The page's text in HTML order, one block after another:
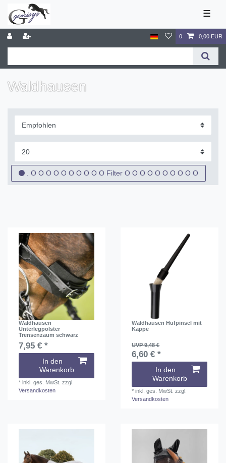
☰
0 0,00 EUR
Waldhausen
. O O O O O O O O O O Filter O O O O O O O O O O
Waldhausen
Unterlegpolster
Trensenzaum schwarz
7,95 € *
In den
Warenkorb
*inkl. ges. MwSt. zzgl.
Versandkosten
Waldhausen Hufpinsel mit
Kappe
UVP 9,48 €
6,60 € *
In den
Warenkorb
*inkl. ges. MwSt. zzgl.
Versandkosten